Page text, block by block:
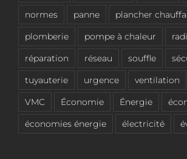
normes
panne
plancher
plomberie
pompe à chaleur
réparation
réseau souffle
tuyauterie
urgence ventilation
VMC
Économie Énergie
économies énergie
électricité